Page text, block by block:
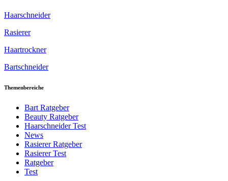
Haarschneider
Rasierer
Haartrockner
Bartschneider
Themenbereiche
Bart Ratgeber
Beauty Ratgeber
Haarschneider Test
News
Rasierer Ratgeber
Rasierer Test
Ratgeber
Test